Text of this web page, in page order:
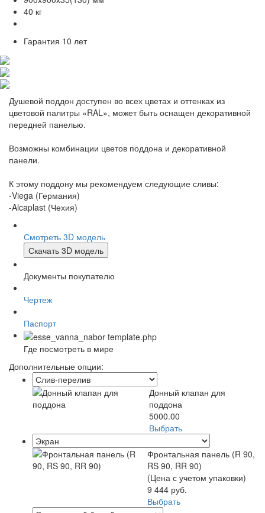
40 кг
Гарантия 10 лет
Душевой поддон доступен во всех цветах и оттенках из
цветовой палитры «RAL», может быть оснащен декоративной
передней панелью.
Возможны комбинации цветов поддона и декоративной
панели.
К этому поддону мы рекомендуем следующие сливы:
-Viega (Германия)
-Alcaplast (Чехия)
Смотреть 3D модель
Скачать 3D модель
Документы покупателю
Чертеж
Паспорт
Где посмотреть в мире
Дополнительные опции:
Донный клапан для
поддона
5000.00
Выбрать
Фронтальная панель (R 90,
RS 90, RR 90)
(Цена с учетом упаковки)
9 444 руб.
Выбрать